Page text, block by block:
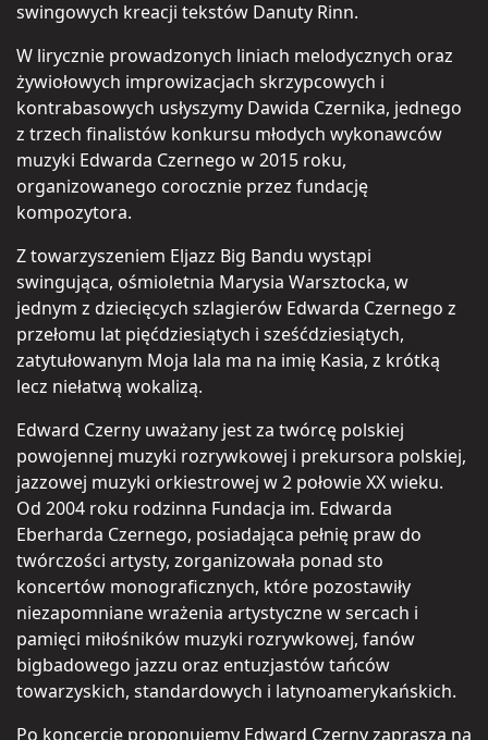
swingowych kreacji tekstów Danuty Rinn.
W lirycznie prowadzonych liniach melodycznych oraz
żywiołowych improwizacjach skrzypcowych i
kontrabasowych usłyszymy Dawida Czernika, jednego
z trzech finalistów konkursu młodych wykonawców
muzyki Edwarda Czernego w 2015 roku,
organizowanego corocznie przez fundację
kompozytora.
Z towarzyszeniem Eljazz Big Bandu wystąpi
swingująca, ośmioletnia Marysia Warsztocka, w
jednym z dziecięcych szlagierów Edwarda Czernego z
przełomu lat pięćdziesiątych i sześćdziesiątych,
zatytułowanym Moja lala ma na imię Kasia, z krótką
lecz niełatwą wokalizą.
Edward Czerny uważany jest za twórcę polskiej
powojennej muzyki rozrywkowej i prekursora polskiej,
jazzowej muzyki orkiestrowej w 2 połowie XX wieku.
Od 2004 roku rodzinna Fundacja im. Edwarda
Eberharda Czernego, posiadająca pełnię praw do
twórczości artysty, zorganizowała ponad sto
koncertów monograficznych, które pozostawiły
niezapomniane wrażenia artystyczne w sercach i
pamięci miłośników muzyki rozrywkowej, fanów
bigbadowego jazzu oraz entuzjastów tańców
towarzyskich, standardowych i latynoamerykańskich.
Po koncercie proponujemy Edward Czerny zaprasza na